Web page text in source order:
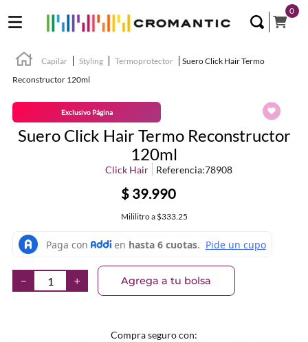
0
Capilar Styling Termoprotector
Suero Click Hair Termo
Reconstructor 120ml
Exclusivo Página
Suero Click Hair Termo Reconstructor
120ml
Click Hair Referencia:78908
$ 39.990
Mililitroa $333.25
＋
－ Agrega a tu bolsa
Compra seguro con: